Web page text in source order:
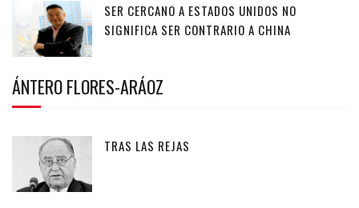
SER CERCANO A ESTADOS UNIDOS NO
SIGNIFICA SER CONTRARIO A CHINA
ÁNTERO FLORES-ARÁOZ
TRAS LAS REJAS